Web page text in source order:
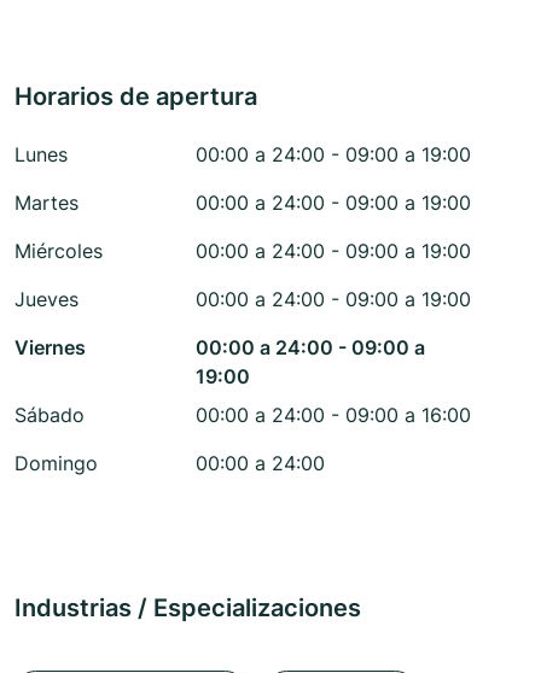
Horarios de apertura
Lunes
00:00 a 24:00 - 09:00 a 19:00
Martes
00:00 a 24:00 - 09:00 a 19:00
Miércoles
00:00 a 24:00 - 09:00 a 19:00
Jueves
00:00 a 24:00 - 09:00 a 19:00
Viernes
00:00 a 24:00 - 09:00 a
19:00
Sábado
00:00 a 24:00 - 09:00 a 16:00
Domingo
00:00 a 24:00
Industrias / Especializaciones